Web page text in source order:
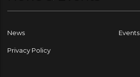
News Events
Privacy Policy